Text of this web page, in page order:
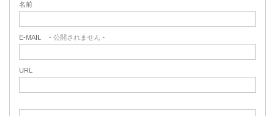
名前
E-MAIL - 公開されません -
URL